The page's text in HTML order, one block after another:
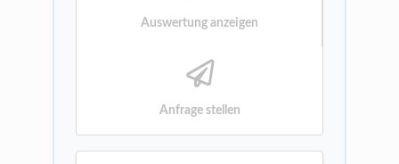
Auswertung anzeigen
Anfrage stellen